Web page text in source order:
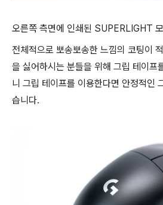
오른쪽 측면에 인쇄된 SUPERLIGHT
전체적으로 뽀송뽀송한 느낌의 코팅이
을 싫어하시는 분들을 위해 그립 테이프
니 그립 테이프를 이용한다면 안정적인
습니다.